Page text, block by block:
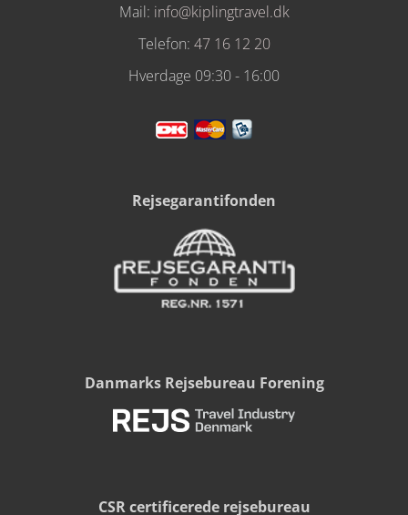
Mail: info@kiplingtravel.dk
Telefon: 47 16 12 20
Hverdage 09:30 - 16:00
Rejsegarantifonden
Danmarks Rejsebureau Forening
CSR certificerede rejsebureau